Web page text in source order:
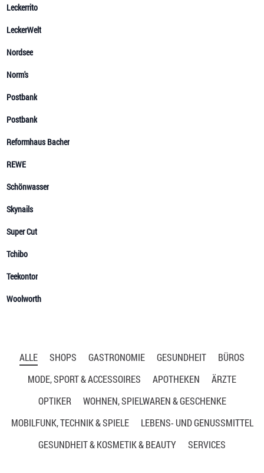
ALLE SHOPS GASTRONOMIE GESUNDHEIT
BÜROS
MODE, SPORT & ACCESSOIRES
APOTHEKEN
ÄRZTE
OPTIKER
WOHNEN, SPIELWAREN & GESCHENKE
MOBILFUNK, TECHNIK & SPIELE
LEBENS- UND GENUSSMITTEL
GESUNDHEIT & KOSMETIK & BEAUTY
SERVICES